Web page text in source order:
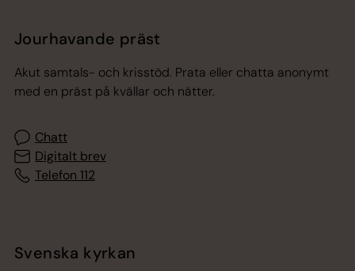
Jourhavande präst
Akut samtals- och krisstöd. Prata eller chatta anonymt
med en präst på kvällar och nätter.
Chatt
Digitalt brev
Telefon 112
Svenska kyrkan